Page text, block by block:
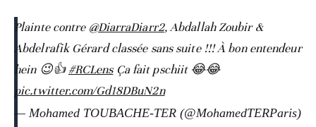
Plainte contre @DiarraDiarr2, Abdallah Zoubir &
Abdelrafik Gérard classée sans suite !!! À bon entendeur
hein 😉👍#RCLensÇa fait pschiit 😂😂
pic.twitter.com/Gd18DBuN2n
— Mohamed TOUBACHE-TER (@MohamedTERParis)